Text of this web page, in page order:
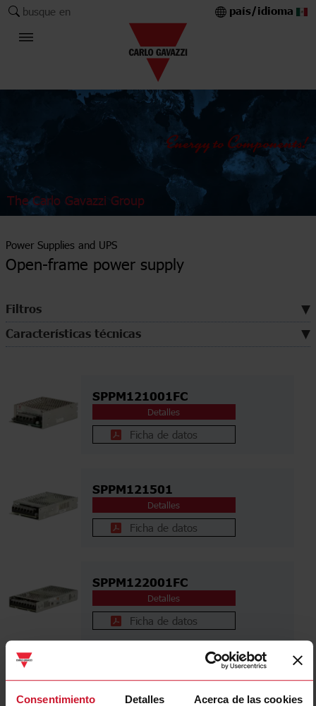
Consentimiento Detalles Acerca de las cookies
busque en país/idioma
The Carlo Gavazzi Group
Power Supplies and UPS
Open-frame power supply
Filtros
Características técnicas
SPPM121001FC
Detalles
Ficha de datos
SPPM121501
Detalles
Ficha de datos
SPPM122001FC
Detalles
Ficha de datos
SPPM122401FC